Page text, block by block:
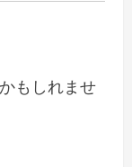
もしれませ